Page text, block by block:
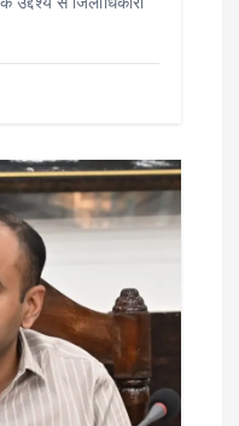
से जिलाधिकारी